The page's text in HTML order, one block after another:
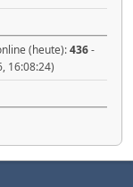
(heute):436-
16:08:24)